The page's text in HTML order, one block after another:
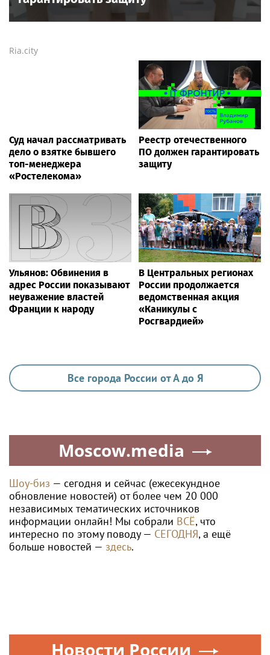
Ria.city
Суд начал рассматривать
дело о взятке бывшего
топ-менеджера
«Ростелекома»
Реестр отечественного
ПО должен гарантировать
защиту
Ульянов: Обвинения в
адрес России показывают
неуважение властей
Франции к народу
В Центральных регионах
России продолжается
ведомственная акция
«Каникулы с
Росгвардией»
Все города России от А до Я
Moscow.media
Шоу-биз — сегодня и сейчас (ежесекундное
обновление новостей) от более чем 20 000
независимых тематических источников
информации онлайн! Мы собрали ВСЁ, что
интересно по этому поводу — СЕГОДНЯ, а ещё
больше новостей — здесь.
Новости России